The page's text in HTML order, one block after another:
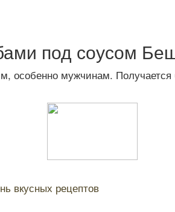
под соусом
особенно мужчинам.
вкусных рецептов